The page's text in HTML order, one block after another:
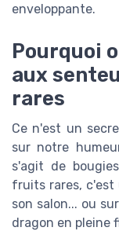
enveloppante.
Pourquoi
aux
rares
Ce n'est un
sur notre
s'agit de
fruits rares, c'est
son salon... ou
dragon en pleine